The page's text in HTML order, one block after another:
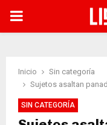
PRIMARY
Inicio
Sin categoría
Sujetos asaltan
SIN CATEGORÍA